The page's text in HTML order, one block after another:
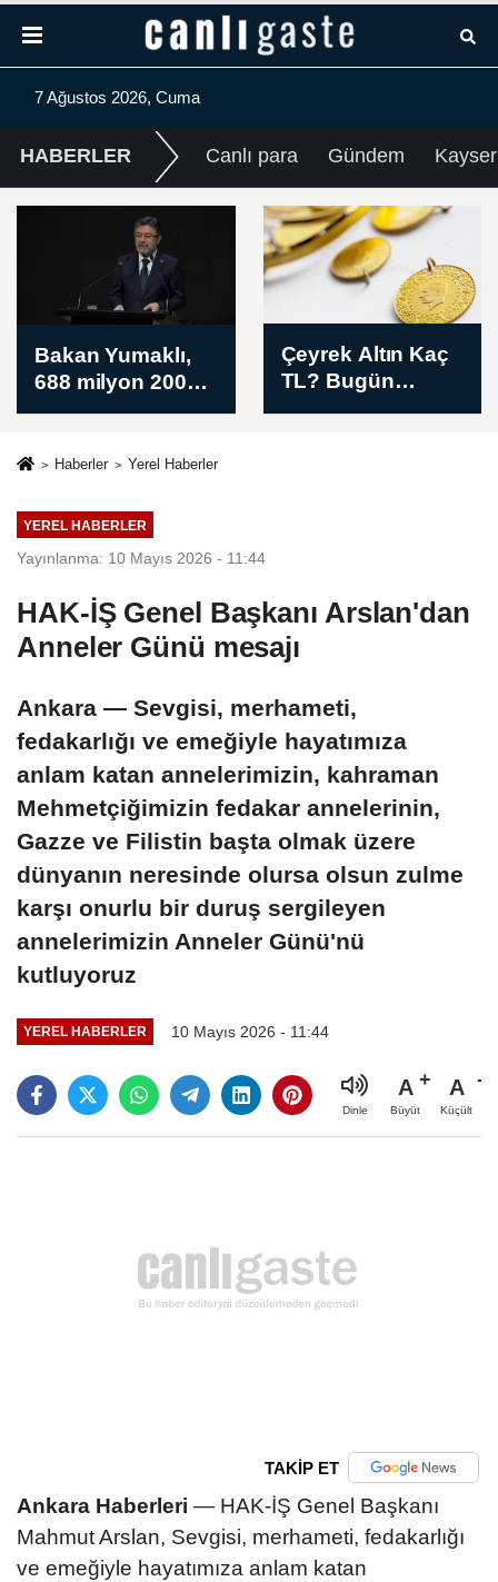
7 Ağustos 2026, Cuma
HABERLER Canlı para Gündem
Çeyrek Altın Kaç
TL? Bugün
Çeyrek Altın
Kuru (07 Ağustos
Piyasalarda gün
sonu / 7 Ağustos
2026
Haberler Yerel Haberler
YEREL HABERLER
Yayınlanma: 10 Mayıs 2026 - 11:44
HAK-İŞ Genel Başkanı Arslan'dan
Anneler Günü mesajı
Ankara — Sevgisi, merhameti,
fedakarlığı ve emeğiyle hayatımıza
anlam katan annelerimizin, kahraman
Mehmetçiğimizin fedakar annelerinin,
Gazze ve Filistin başta olmak üzere
dünyanın neresinde olursa olsun zulme
karşı onurlu bir duruş sergileyen
annelerimizin Anneler Günü'nü
kutluyoruz
YEREL HABERLER 10 Mayıs 2026 - 11:44
Dinle
A
Büyüt
A
Küçült
TAKİP ET
Ankara Haberleri — HAK-İŞ Genel Başkanı
Mahmut Arslan, Sevgisi, merhameti, fedakarlığı
ve emeğiyle hayatımıza anlam katan